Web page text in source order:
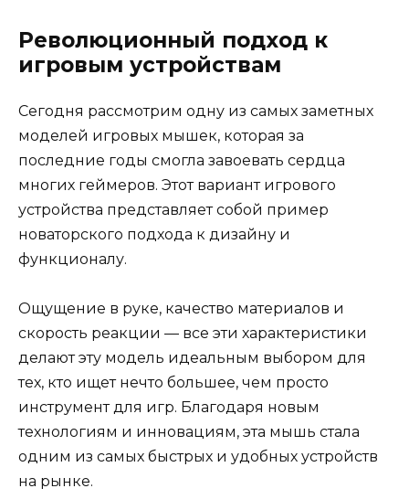
Революционный подход к
игровым устройствам
Сегодня рассмотрим одну из самых заметных
моделей игровых мышек, которая за
последние годы смогла завоевать сердца
многих геймеров. Этот вариант игрового
устройства представляет собой пример
новаторского подхода к дизайну и
функционалу.
Ощущение в руке, качество материалов и
скорость реакции — все эти характеристики
делают эту модель идеальным выбором для
тех, кто ищет нечто большее, чем просто
инструмент для игр. Благодаря новым
технологиям и инновациям, эта мышь стала
одним из самых быстрых и удобных устройств
на рынке.